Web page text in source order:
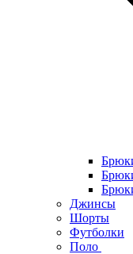
Джинсы
Шорты
Футболки
Поло